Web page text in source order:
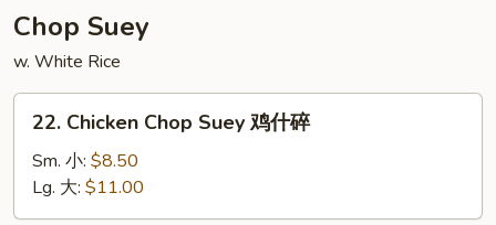
楼
炒
面
Chop Suey
w. White Rice
Chicken
Chop
Suey
鸡
22. Chicken Chop Suey 鸡什碎
Sm. 小: $8.50
Lg. 大: $11.00